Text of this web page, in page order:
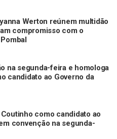
Werton reúnem multidão
compromisso com o
na segunda-feira e homologa
candidato ao Governo da
como candidato ao
convenção na segunda-